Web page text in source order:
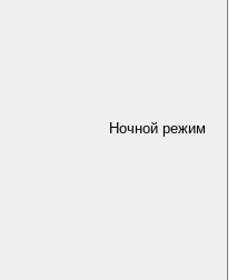
Ночной режим